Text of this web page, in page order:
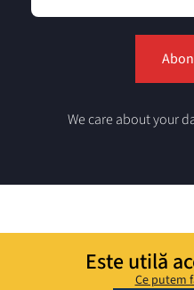
We care about your
Este utilă
Ce putem